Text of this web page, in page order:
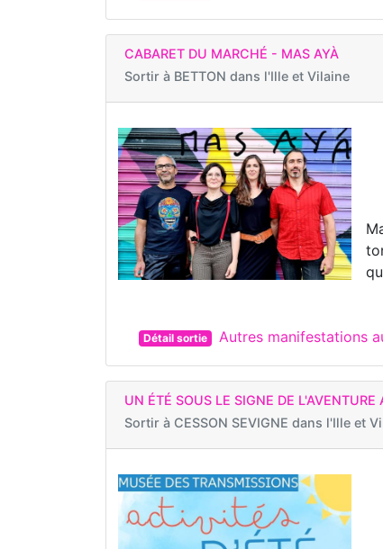
CABARET DU MARCHÉ - MAS AYÀ
Sortir à BETTON dans l'Ille et Vilaine
Détail sortie Autres manifestations
UN ÉTÉ SOUS LE SIGNE DE L'AVENTURE
Sortir à CESSON SEVIGNE dans l'Ille et